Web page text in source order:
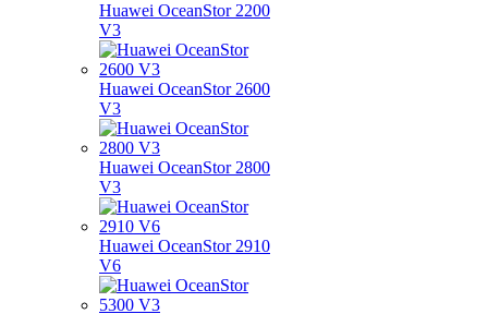
Huawei OceanStor 2200
V3
Huawei OceanStor 2600
V3
Huawei OceanStor 2800
V3
Huawei OceanStor 2910
V6